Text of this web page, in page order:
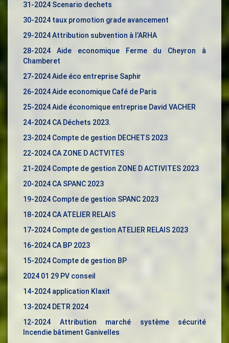
31-2024 Scenario dechets
30-2024 taux promotion grade avancement
29-2024 Attribution subvention à l’ARHA
28-2024 Aide economique Ferme du Cheyron à
Chamberet
27-2024 Aide éco entreprise Saphir
26-2024 Aide economique Café de Paris
25-2024 Aide économique entreprise David VACHER
24-2024 CA Déchets 2023.
23-2024 Compte de gestion DECHETS 2023
22-2024 CA ZONE D ACTVITES
21-2024 Compte de gestion ZONE D ACTIVITES 2023
20-2024 CA SPANC 2023
19-2024 Compte de gestion SPANC 2023
18-2024 CA ATELIER RELAIS
17-2024 Compte de gestion ATELIER RELAIS 2023
16-2024 CA BP 2023
15-2024 Compte de gestion BP
2024 01 29 PV conseil
14-2024 application Klaxit
13-2024 DETR 2024
12-2024 Attribution marché système sécurité
Incendie bâtiment Ganivelles